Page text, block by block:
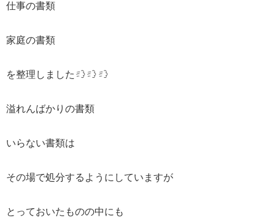
仕事の書類
家庭の書類
を整理しました
溢れんばかりの書類
いらない書類は
その場で処分するようにしていますが
とっておいたものの中にも